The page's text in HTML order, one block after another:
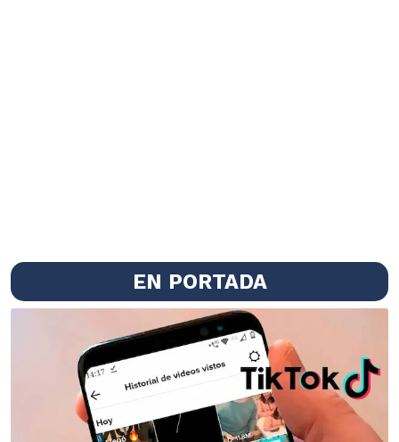
EN PORTADA